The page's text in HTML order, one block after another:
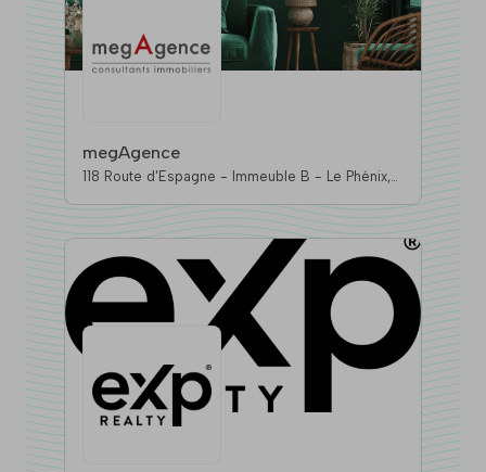
megAgence
118 Route d'Espagne - Immeuble B - Le Phénix,